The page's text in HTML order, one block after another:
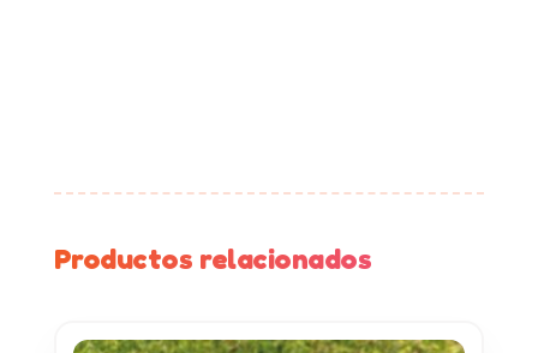
Productos relacionados